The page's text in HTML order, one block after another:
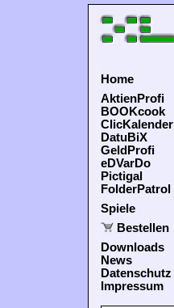
Home
AktienProfi
BOOKcook
ClicKalender
DatuBiX
GeldProfi
eDVarDo
Pictigal
FolderPatrol
Spiele
Bestellen
Downloads
News
Datenschutz
Impressum